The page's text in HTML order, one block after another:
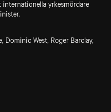
yrkesmördare
Dominic West, Roger Barclay,